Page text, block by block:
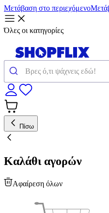
Μετάβαση στο περιεχόμενο
Όλες οι κατηγορίες
Πίσω
Καλάθι αγορών
Αφαίρεση όλων